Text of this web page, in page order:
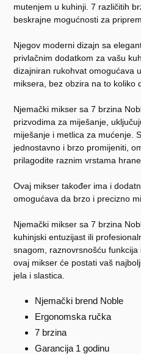
mutenjem u kuhinji. 7 različitih
beskrajne mogućnosti za
Njegov moderni dizajn sa
privlačnim dodatkom za vašu
dizajniran rukohvat omogućava
miksera, bez obzira na to koliko
Njemački mikser sa 7 brzina
prizvodima za miješanje,
miješanje i metlica za mućenje.
jednostavno i brzo promijeniti,
prilagodite raznim vrstama
Ovaj mikser također ima i
omogućava da brzo i precizno
Njemački mikser sa 7 brzina
kuhinjski entuzijast ili
snagom, raznovrsnošću
ovaj mikser će postati vaš
jela i slastica.
Njemački brend Noble
Ergonomska ručka
7 brzina
Garancija 1 godinu